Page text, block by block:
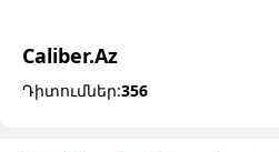
Caliber.Az
Դիտումներ:356